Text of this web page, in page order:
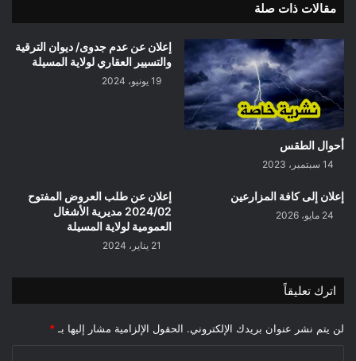
مقالات ذات صلة
أحوال الطقس
14 سبتمبر، 2023
إعلان عن عدم جدوى/ ديوان الترقية
والتسيير العقاري لولاية المسيلة
19 يونيو، 2024
إعلان إلى كافة المزارعين
24 مايو، 2026
إعلان عن طلب العروض المفتوح
2024/02 مديرية الأشغال
العمومية لولاية المسيلة
21 يناير، 2024
اترك تعليقاً
لن يتم نشر عنوان بريدك الإلكتروني. الحقول الإلزامية مشار إليها بـ *